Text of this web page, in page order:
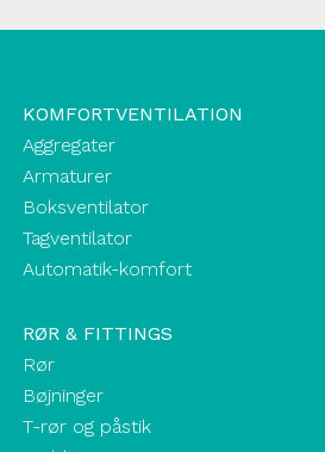
KOMFORTVENTILATION
Aggregater
Armaturer
Boksventilator
Tagventilator
Automatik-komfort
RØR & FITTINGS
Rør
Bøjninger
T-rør og påstik